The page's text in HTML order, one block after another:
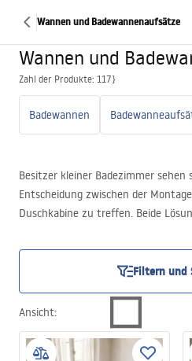
Wannen und Badewannenaufsätze
Wannen und
Zahl der Produkte: 117}
Badewannen
Besitzer kleiner Badezimmer sehen
Entscheidung zwischen der
Duschkabine zu treffen. Beide
zudem die individuellen Vorlieben
wobei einige eine schnelle Dusche
wohltuende Entspannung in der
kann eine Badewanne mit
funktionale Variante, die
Filtern und
Ansicht: